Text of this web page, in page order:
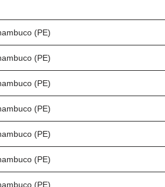
(PE)
(PE)
(PE)
(PE)
(PE)
(PE)
(PE)